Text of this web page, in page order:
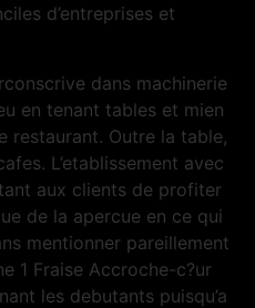
d’entreprises et
dans machinerie
en tenant tables et mien
restaurant. Outre la table,
L’etablissement avec
aux clients de profiter
de la apercue en ce qui
mentionner pareillement
1 Fraise Accroche-c?ur
les debutants puisqu’a